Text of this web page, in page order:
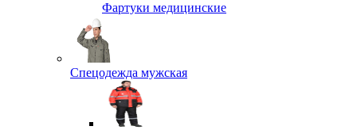
Фартуки медицинские
Спецодежда мужская